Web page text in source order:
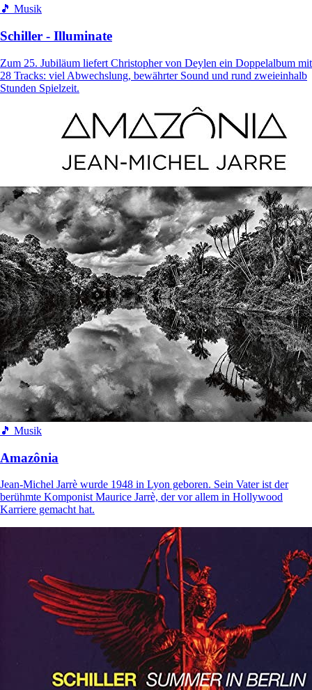
🎵 Musik
Schiller - Illuminate
Zum 25. Jubiläum liefert Christopher von Deylen ein Doppelalbum mit
28 Tracks: viel Abwechslung, bewährter Sound und rund zweieinhalb
Stunden Spielzeit.
🎵 Musik
Amazônia
Jean-Michel Jarrè wurde 1948 in Lyon geboren. Sein Vater ist der
berühmte Komponist Maurice Jarrè, der vor allem in Hollywood
Karriere gemacht hat.